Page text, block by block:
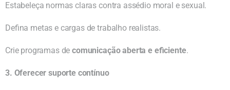
Estabeleça normas claras contra assédio moral e sexual.
Defina metas e cargas de trabalho realistas.
Crie programas decomunicação aberta e eficiente.
3. Oferecer suporte contínuo